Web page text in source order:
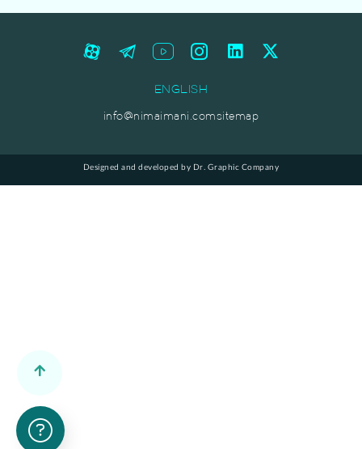
ENGLISH
sitemap
info@nimaimani.com
Designed and developed by Dr. Graphic Company